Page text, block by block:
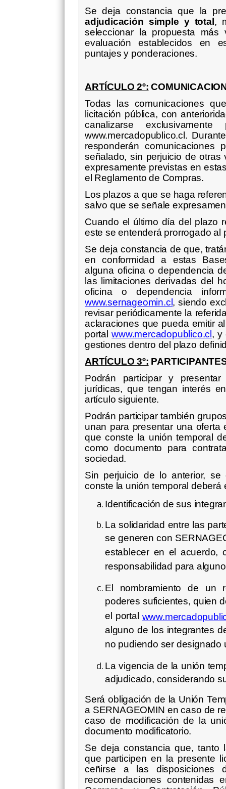
Se deja constancia que la
adjudicación simple y total ,
seleccionar la propuesta más
evaluación establecidos en
puntajes y ponderaciones.
ARTÍCULO 2º:
Todas las comunicaciones
licitación pública, con
canalizarse
www.mercadopublico.cl.
responderán comunicaciones
señalado, sin perjuicio de
expresamente previstas en
el Reglamento de Compras.
Los plazos a que se haga
salvo que se señale
Cuando el último día del plazo
este se entenderá prorrogado al
Se deja constancia de que,
en conformidad a estas
alguna oficina o dependencia
las limitaciones derivadas del
oficina o dependencia
www.sernageomin.cl , siendo
revisar periódicamente la
aclaraciones que pueda emitir
portalwww.mercadopublico.cl , y
gestiones dentro del plazo
ARTÍCULO 3º:
Podrán participar y
jurídicas, que tengan interés
artículo siguiente.
Podrán participar también
unan para presentar una
que conste la unión temporal
como documento para
sociedad.
Sin perjuicio de lo anterior,
conste la unión temporal deberá
Identificación de sus
La solidaridad entre las
se generen con
establecer en el acuerdo,
responsabilidad para
El nombramiento de un
poderes suficientes, quien
el portal
alguno de los integrantes
no pudiendo ser designado
La vigencia de la unión
adjudicado, considerando
Será obligación de la Unión
a SERNAGEOMIN en caso de
caso de modificación de la
documento modificatorio.
Se deja constancia que, tanto
que participen en la presente
ceñirse a las disposiciones
recomendaciones